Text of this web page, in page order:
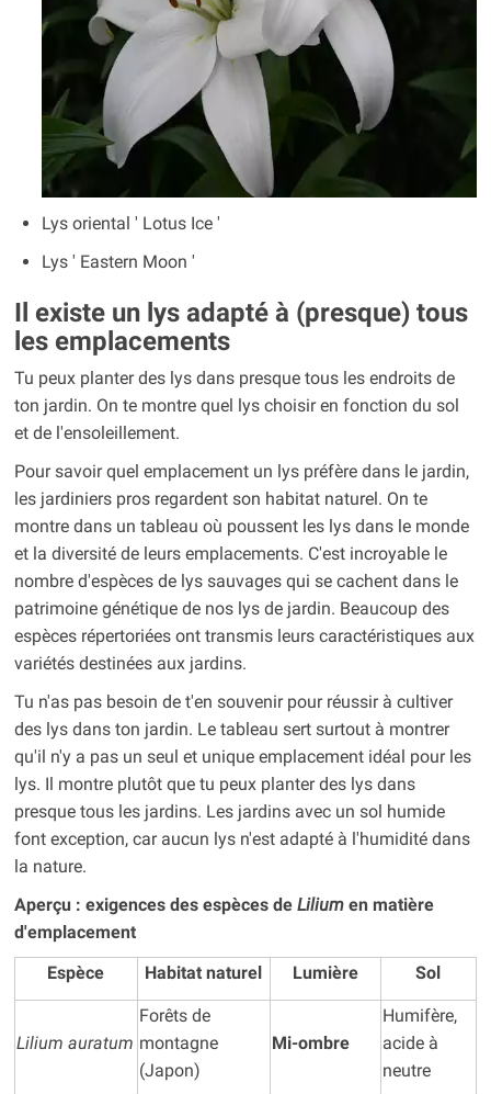
Lys oriental ' Lotus Ice '
Lys ' Eastern Moon '
Il existe un lys adapté à (presque) tous
les emplacements
Tu peux planter des lys dans presque tous les endroits de
ton jardin. On te montre quel lys choisir en fonction du sol
et de l'ensoleillement.
Pour savoir quel emplacement un lys préfère dans le jardin,
les jardiniers pros regardent son habitat naturel. On te
montre dans un tableau où poussent les lys dans le monde
et la diversité de leurs emplacements. C'est incroyable le
nombre d'espèces de lys sauvages qui se cachent dans le
patrimoine génétique de nos lys de jardin. Beaucoup des
espèces répertoriées ont transmis leurs caractéristiques aux
variétés destinées aux jardins.
Tu n'as pas besoin de t'en souvenir pour réussir à cultiver
des lys dans ton jardin. Le tableau sert surtout à montrer
qu'il n'y a pas un seul et unique emplacement idéal pour les
lys. Il montre plutôt que tu peux planter des lys dans
presque tous les jardins. Les jardins avec un sol humide
font exception, car aucun lys n'est adapté à l'humidité dans
la nature.
Aperçu : exigences des espèces de Lilium en matière
d'emplacement
Espèce
Habitat naturel Lumière Sol
Lilium auratum
Forêts de
montagne
(Japon)
Mi-ombre
Humifère,
acide à
neutre